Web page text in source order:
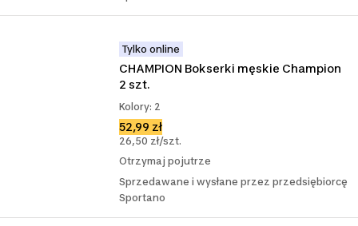
Tylko online
CHAMPION Bokserki męskie Champion
2 szt.
Kolory: 2
52,99 zł
26,50 zł/szt.
Otrzymaj pojutrze
Sprzedawane i wysłane przez przedsiębiorcę
Sportano